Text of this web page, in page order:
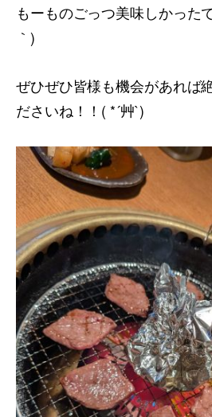
もーものごっつ美味しかった
｀)
ぜひぜひ皆様も機会があれば
ださいね！！( *´艸`)